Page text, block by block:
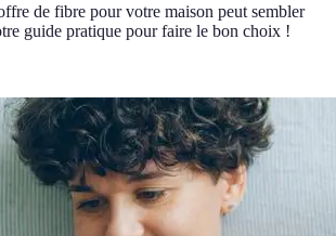
de fibre pour votre maison peut sembler
guide pratique pour faire le bon choix !